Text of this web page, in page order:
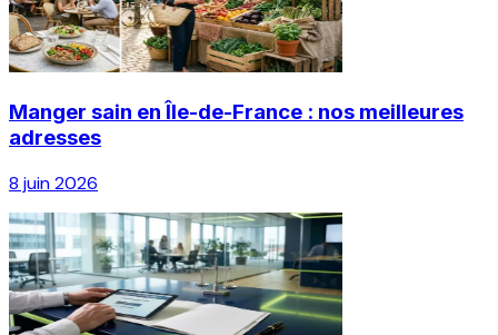
Manger sain en Île-de-France : nos meilleures
adresses
8 juin 2026